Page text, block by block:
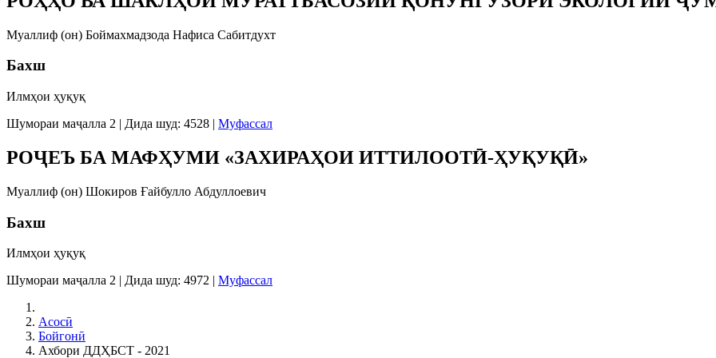
Муаллиф (он) Боймахмадзода Нафиса Сабитдухт
Бахш
Илмҳои ҳуқуқ
Шумораи маҷалла 2 | Дида шуд: 4528 | Муфассал
РОҶЕЪ БА МАФҲУМИ «ЗАХИРАҲОИ ИТТИЛООТӢ-ҲУҚУҚӢ»
Муаллиф (он) Шокиров Ғайбулло Абдуллоевич
Бахш
Илмҳои ҳуқуқ
Шумораи маҷалла 2 | Дида шуд: 4972 | Муфассал
Асосӣ
Бойгонӣ
Ахбори ДДҲБСТ - 2021